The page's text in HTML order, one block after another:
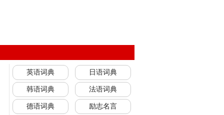
英语词典 日语词典
韩语词典 法语词典
德语词典 励志名言